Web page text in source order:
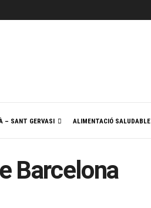
– SANT GERVASI ALIMENTACIÓ SALUDABLE
Barcelona